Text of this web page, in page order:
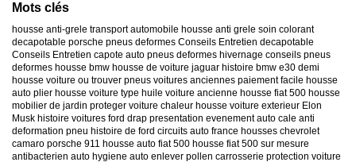
Mots clés
housse anti-grele transport automobile housse anti grele soin colorant
decapotable porsche pneus deformes Conseils Entretien decapotable
Conseils Entretien capote auto pneus deformes hivernage conseils pneus
deformes housse bmw housse de voiture jaguar histoire bmw e30 demi
housse voiture ou trouver pneus voitures anciennes paiement facile housse
auto plier housse voiture type huile voiture ancienne housse fiat 500 housse
mobilier de jardin proteger voiture chaleur housse voiture exterieur Elon
Musk histoire voitures ford drap presentation evenement auto cale anti
deformation pneu histoire de ford circuits auto france housses chevrolet
camaro porsche 911 housse auto fiat 500 housse fiat 500 sur mesure
antibacterien auto hygiene auto enlever pollen carrosserie protection voiture